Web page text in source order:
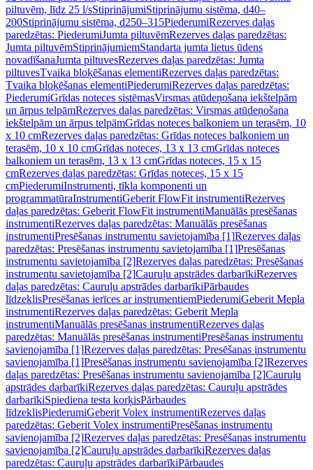
piltuvēm, līdz 25 l/sStiprinājumiStiprinājumu sistēma, d40–
200Stiprinājumu sistēma, d250–315PiederumiRezerves daļas
paredzētas: PiederumiJumta piltuvēmRezerves daļas paredzētas:
Jumta piltuvēmStiprinājumiemStandarta jumta lietus ūdens
novadīšanaJumta piltuvesRezerves daļas paredzētas: Jumta
piltuvesTvaika bloķēšanas elementiRezerves daļas paredzētas:
Tvaika bloķēšanas elementiPiederumiRezerves daļas paredzētas:
PiederumiGrīdas noteces sistēmasVirsmas atūdeņošana iekštelpām
un ārpus telpāmRezerves daļas paredzētas: Virsmas atūdeņošana
iekštelpām un ārpus telpāmGrīdas noteces balkoniem un terasēm, 10
x 10 cmRezerves daļas paredzētas: Grīdas noteces balkoniem un
terasēm, 10 x 10 cmGrīdas noteces, 13 x 13 cmGrīdas noteces
balkoniem un terasēm, 13 x 13 cmGrīdas noteces, 15 x 15
cmRezerves daļas paredzētas: Grīdas noteces, 15 x 15
cmPiederumiInstrumenti, tīkla komponenti un
programmatūraInstrumentiGeberit FlowFit instrumentiRezerves
daļas paredzētas: Geberit FlowFit instrumentiManuālās presēšanas
instrumentiRezerves daļas paredzētas: Manuālās presēšanas
instrumentiPresēšanas instrumentu savietojamība [1]Rezerves daļas
paredzētas: Presēšanas instrumentu savietojamība [1]Presēšanas
instrumentu savietojamība [2]Rezerves daļas paredzētas: Presēšanas
instrumentu savietojamība [2]Cauruļu apstrādes darbarīkiRezerves
daļas paredzētas: Cauruļu apstrādes darbarīkiPārbaudes
līdzeklisPresēšanas ierīces ar instrumentiemPiederumiGeberit Mepla
instrumentiRezerves daļas paredzētas: Geberit Mepla
instrumentiManuālās presēšanas instrumentiRezerves daļas
paredzētas: Manuālās presēšanas instrumentiPresēšanas instrumentu
savienojamība [1]Rezerves daļas paredzētas: Presēšanas instrumentu
savienojamība [1]Presēšanas instrumentu savienojamība [2]Rezerves
daļas paredzētas: Presēšanas instrumentu savienojamība [2]Cauruļu
apstrādes darbarīkiRezerves daļas paredzētas: Cauruļu apstrādes
darbarīkiSpiediena testa korķisPārbaudes
līdzeklisPiederumiGeberit Volex instrumentiRezerves daļas
paredzētas: Geberit Volex instrumentiPresēšanas instrumentu
savienojamība [2]Rezerves daļas paredzētas: Presēšanas instrumentu
savienojamība [2]Cauruļu apstrādes darbarīkiRezerves daļas
paredzētas: Cauruļu apstrādes darbarīkiPārbaudes